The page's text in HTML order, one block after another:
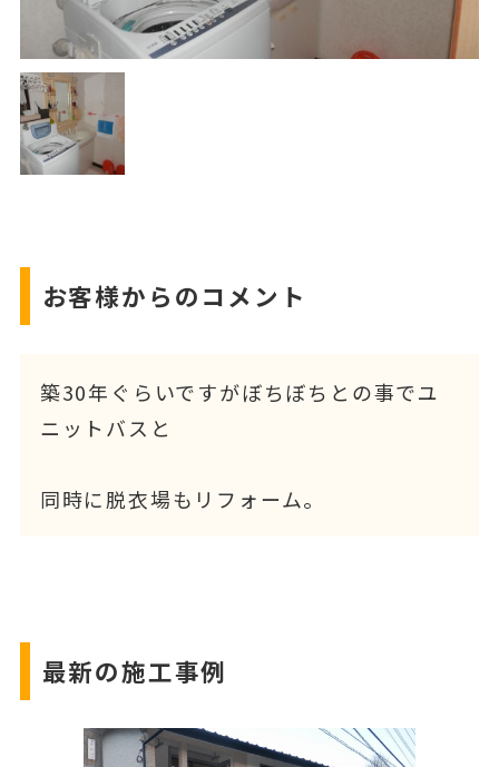
お客様からのコメント
築30年ぐらいですがぼちぼちとの事でユ
ニットバスと
同時に脱衣場もリフォーム。
最新の施工事例